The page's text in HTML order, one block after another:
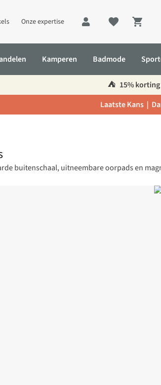
Onze expertise
Kamperen Badmode
⛺️ 15%
Laatste Kans |
buitenschaal, uitneembare oorpads en